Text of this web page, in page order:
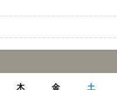
木 金 土